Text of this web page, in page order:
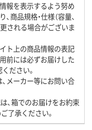
報を表示するよう努め
商品規格・仕様（容量、
更される場合がございま
ト上の商品情報の表記
前には必ずお届けした
ださい。
メーカー等にお問い合
、箱でのお届けをお約束
了承ください。